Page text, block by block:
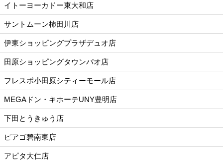
イトーヨーカドー東大和店
サントムーン柿田川店
伊東ショッピングプラザデュオ店
田原ショッピングタウンパオ店
フレスポ小田原シティーモール店
MEGAドン・キホーテUNY豊明店
下田とうきゅう店
ピアゴ碧南東店
アピタ大仁店